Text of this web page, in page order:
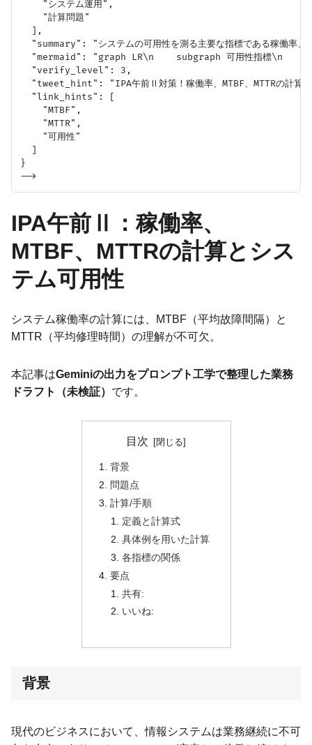
    "システム運用",
    "計算問題"
  ],
"summary": "システムの可用性を測る主要な指標である稼働率、
"mermaid": "graph LR\n    subgraph 可用性指標\n
  "verify_level": 3,
"tweet_hint": "IPA午前Ⅱ対策！稼働率、MTBF、MTTRの計算を
  "link_hints": [
    "MTBF",
    "MTTR",
    "可用性"
  ]
}
IPA午前Ⅱ：稼働率、
MTBF、MTTRの計算とシス
テム可用性
システム稼働率の計算には、MTBF（平均故障間隔）と
MTTR（平均修理時間）の理解が不可欠。
本記事はGeminiの出力をプロンプト工学で整理した業務
ドラフト（未検証） です。
目次
背景
問題点
計算/手順
定義と計算式
具体例を用いた計算
各指標の関係
要点
共有:
いいね:
背景
現代のビジネスにおいて、情報システムは業務継続に不可